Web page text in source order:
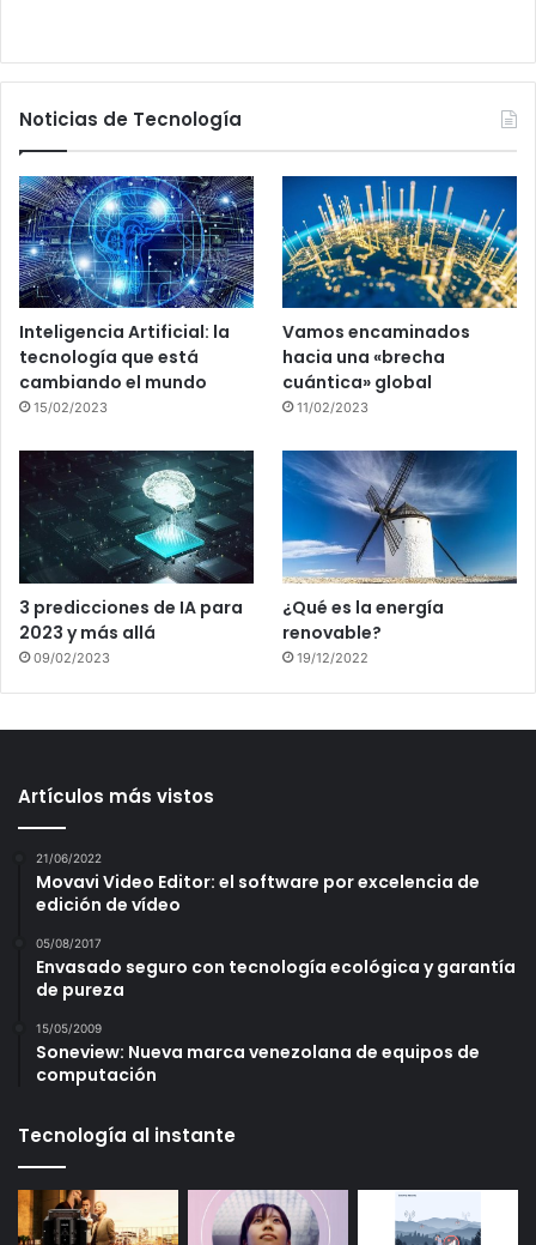
Noticias de Tecnología
Inteligencia Artificial: la
tecnología que está
cambiando el mundo
15/02/2023
Vamos encaminados
hacia una «brecha
cuántica» global
11/02/2023
3 predicciones de IA para
2023 y más allá
09/02/2023
¿Qué es la energía
renovable?
19/12/2022
Artículos más vistos
21/06/2022
Movavi Video Editor: el software por excelencia de
edición de vídeo
05/08/2017
Envasado seguro con tecnología ecológica y garantía
de pureza
15/05/2009
Soneview: Nueva marca venezolana de equipos de
computación
Tecnología al instante